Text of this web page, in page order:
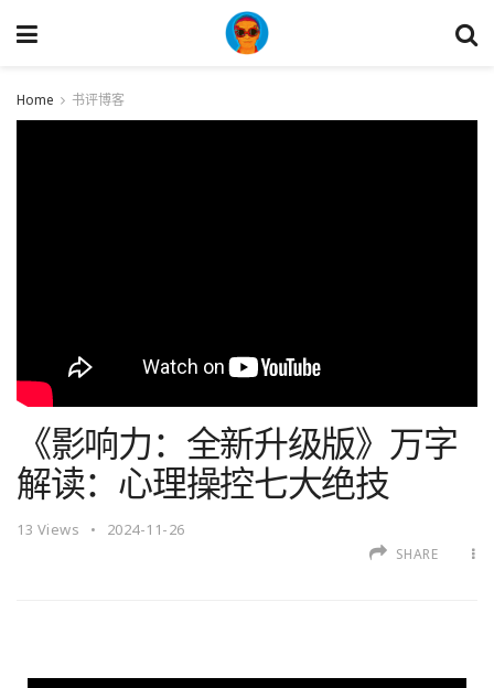
Home 书评博客
《影响力：全新升级版》万字
解读：心理操控七大绝技
13 Views 2024-11-26
SHARE